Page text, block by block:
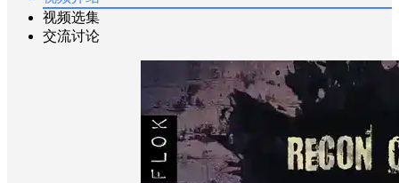
视频选集
交流讨论